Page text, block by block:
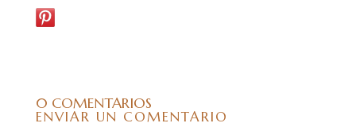
0 COMENTARIOS
ENVIAR UN COMENTARIO